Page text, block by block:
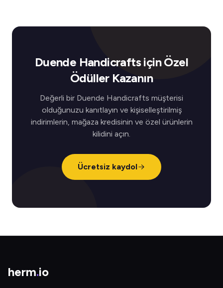
Duende Handicrafts için Özel
Ödüller Kazanın
Değerli bir Duende Handicrafts müşterisi
olduğunuzu kanıtlayın ve kişiselleştirilmiş
indirimlerin, mağaza kredisinin ve özel ürünlerin
kilidini açın.
Ücretsiz kaydol
herm.io